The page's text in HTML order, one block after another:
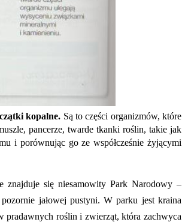
kopalne. Są to części organizmów, które
pancerze, twarde tkanki roślin, takie jak
i porównując go ze współcześnie żyjącymi
znajduje się niesamowity Park Narodowy –
jałowej pustyni. W parku jest kraina
pradawnych roślin i zwierząt, która zachwyca